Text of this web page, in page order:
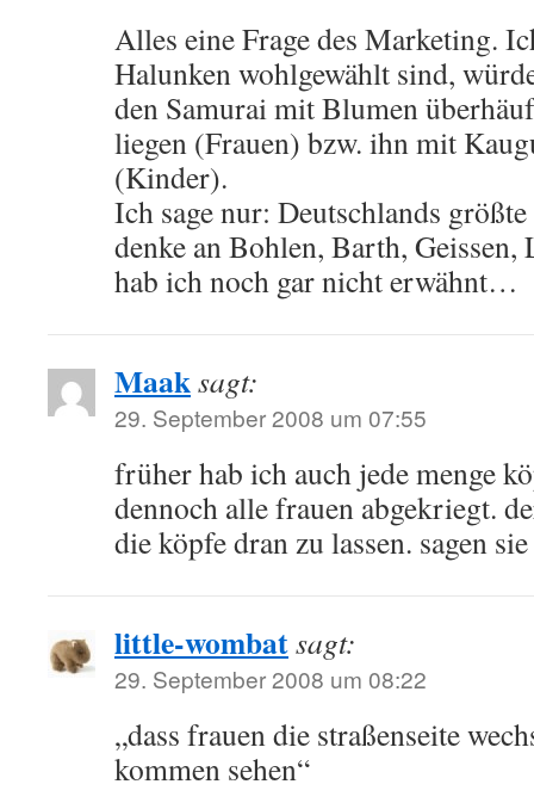
Alles eine Frage des Marketing.
Halunken wohlgewählt sind,
den Samurai mit Blumen
liegen (Frauen) bzw. ihn mit
(Kinder).
Ich sage nur: Deutschlands
denke an Bohlen, Barth,
hab ich noch gar nicht erwähnt…
Maaksagt:
29. September 2008 um 07:55
früher hab ich auch jede menge
dennoch alle frauen abgekriegt.
die köpfe dran zu lassen. sagen
little-wombatsagt:
29. September 2008 um 08:22
„dass frauen die straßenseite
kommen sehen“